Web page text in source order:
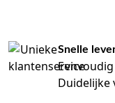
Snelle
Duidelijke